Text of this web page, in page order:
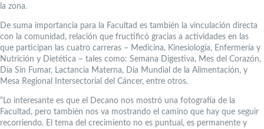
la zona.
De suma importancia para la Facultad es también la vinculación directa
con la comunidad, relación que fructificó gracias a actividades en las
que participan las cuatro carreras – Medicina, Kinesiología, Enfermería y
Nutrición y Dietética – tales como: Semana Digestiva, Mes del Corazón,
Día Sin Fumar, Lactancia Materna, Día Mundial de la Alimentación, y
Mesa Regional Intersectorial del Cáncer, entre otros.
“Lo interesante es que el Decano nos mostró una fotografía de la
Facultad, pero también nos va mostrando el camino que hay que seguir
recorriendo. El tema del crecimiento no es puntual, es permanente y